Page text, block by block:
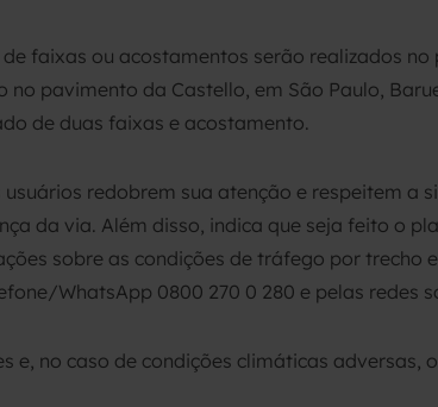
faixas ou acostamentos serão realizados no
no pavimento da Castello, em São Paulo,
de duas faixas e acostamento.
redobrem sua atenção e respeitem a
da via. Além disso, indica que seja feito o
sobre as condições de tráfego por trecho
WhatsApp 0800 270 0 280 e pelas redes
e, no caso de condições climáticas adversas,